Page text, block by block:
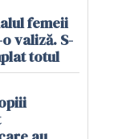
femeii
valiză. S-
totul